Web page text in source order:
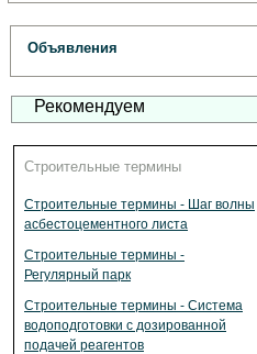
Объявления
Рекомендуем
Строительные термины
Строительные термины - Шаг волны
асбестоцементного листа
Строительные термины -
Регулярный парк
Строительные термины - Система
водоподготовки с дозированной
подачей реагентов